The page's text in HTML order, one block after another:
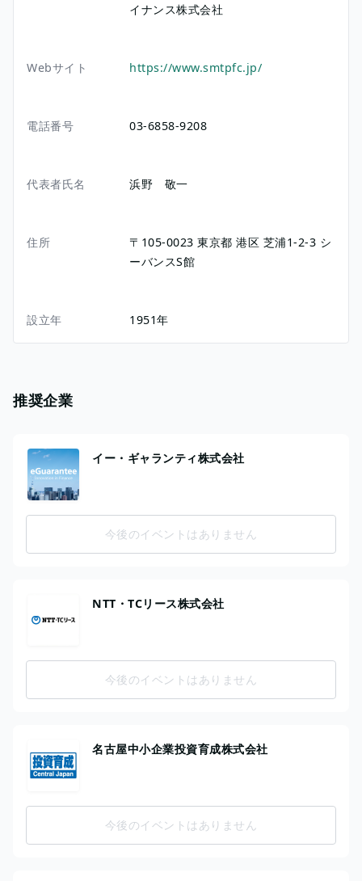
イナンス株式会社
Webサイト https://www.smtpfc.jp/
電話番号 03-6858-9208
代表者氏名 浜野 敬一
住所 〒105-0023東京都港区 芝浦1-2-3 シ
ーバンスS館
設立年 1951年
推奨企業
イー・ギャランティ株式会社
今後のイベントはありません
NTT・TCリース株式会社
今後のイベントはありません
名古屋中小企業投資育成株式会社
今後のイベントはありません